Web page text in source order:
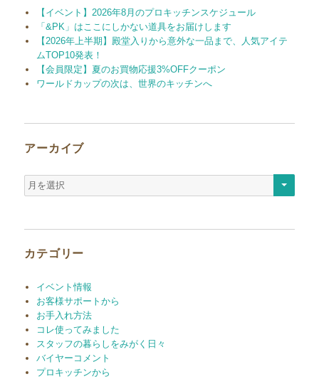
【イベント】2026年8月のプロキッチンスケジュール
「&PK」はここにしかない道具をお届けします
【2026年上半期】殿堂入りから意外な一品まで、人気アイテ
ムTOP10発表！
【会員限定】夏のお買物応援3%OFFクーポン
ワールドカップの次は、世界のキッチンへ
アーカイブ
ア
ー
カテゴリー
イベント情報
お客様サポートから
お手入れ方法
コレ使ってみました
スタッフの暮らしをみがく日々
バイヤーコメント
プロキッチンから